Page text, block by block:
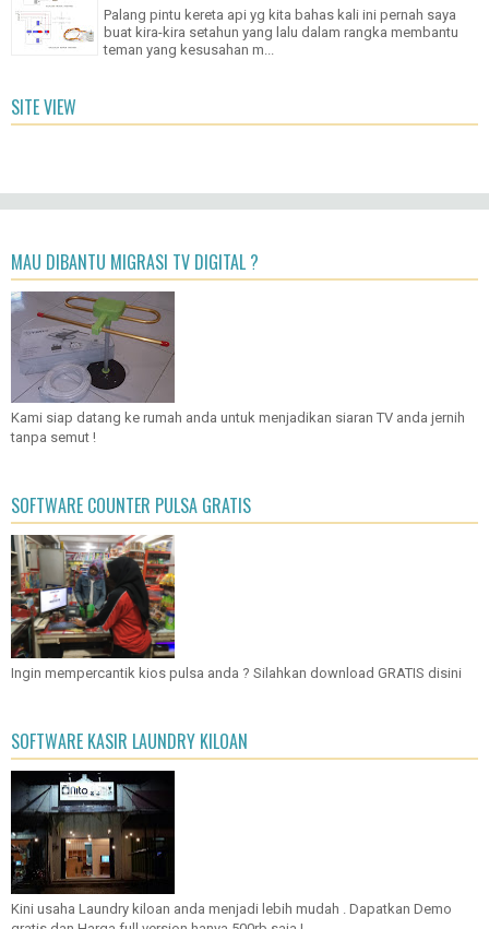
Palang pintu kereta api yg kita bahas kali ini pernah saya
buat kira-kira setahun yang lalu dalam rangka membantu
teman yang kesusahan m...
SITE VIEW
MAU DIBANTU MIGRASI TV DIGITAL ?
Kami siap datang ke rumah anda untuk menjadikan siaran TV anda jernih
tanpa semut !
SOFTWARE COUNTER PULSA GRATIS
Ingin mempercantik kios pulsa anda ? Silahkan download GRATIS disini
SOFTWARE KASIR LAUNDRY KILOAN
Kini usaha Laundry kiloan anda menjadi lebih mudah . Dapatkan Demo
gratis dan Harga full version hanya 500rb saja !